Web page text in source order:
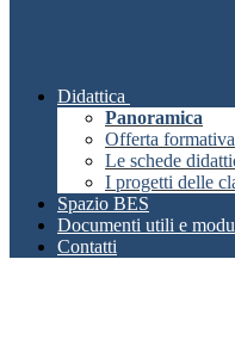
Didattica
Panoramica
Offerta formativa
Le schede
I progetti delle
Spazio BES
Documenti utili e
Contatti